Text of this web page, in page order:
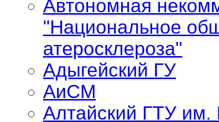
Автономная
"Национальное
атеросклероза"
Адыгейский ГУ
АиСМ
Алтайский ГТУ